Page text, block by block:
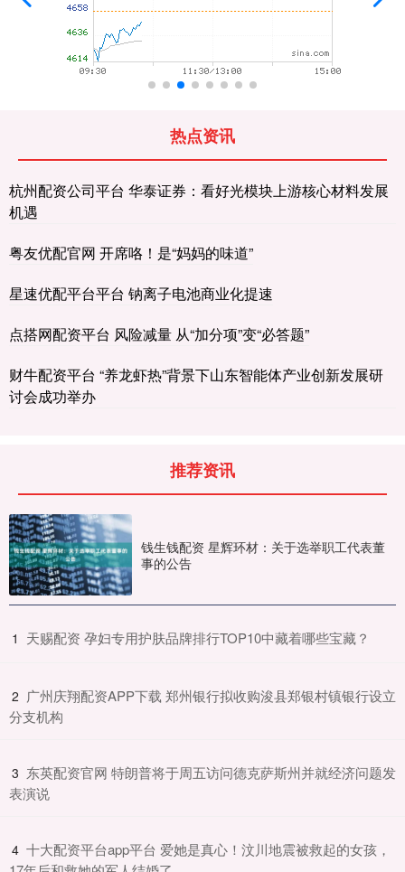
热点资讯
杭州配资公司平台 华泰证券：看好光模块上游核心材料发展
机遇
粤友优配官网 开席咯！是“妈妈的味道”
星速优配平台平台 钠离子电池商业化提速
点搭网配资平台 风险减量 从“加分项”变“必答题”
财牛配资平台 “养龙虾热”背景下山东智能体产业创新发展研
讨会成功举办
推荐资讯
钱生钱配资 星辉环材：关于选举职工代表董
事的公告
1 ​天赐配资 孕妇专用护肤品牌排行TOP10中藏着哪些宝藏？
2 ​广州庆翔配资APP下载 郑州银行拟收购浚县郑银村镇银行设立
分支机构
3 ​东英配资官网 特朗普将于周五访问德克萨斯州并就经济问题发
表演说
4 ​十大配资平台app平台 爱她是真心！汶川地震被救起的女孩，